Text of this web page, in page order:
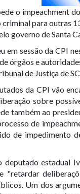
o impeachment
para outras
governo de Santa
sessão da CPI
órgãos e
de Justiça de
da CPI vão
sobre
também ao
de
de impedimento
deputado estadual
Um dos